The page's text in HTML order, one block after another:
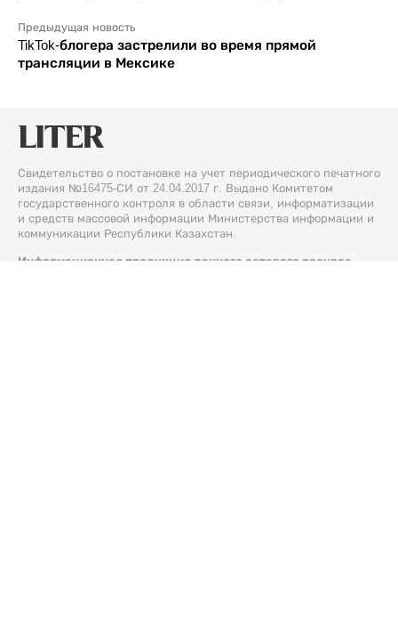
Предыдущая новость
TikTok-блогера застрелили во время прямой
трансляции в Мексике
Свидетельство о постановке на учет периодического печатного
издания №16475-СИ от 24.04.2017 г. Выдано Комитетом
государственного контроля в области связи, информатизации
и средств массовой информации Министерства информации и
коммуникации Республики Казахстан.
Информационная продукция данного сетевого ресурса